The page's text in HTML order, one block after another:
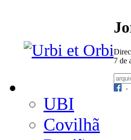
7 de
·
UBI
Covilhã